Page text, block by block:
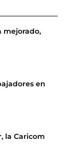
mejorado,
en
la Caricom